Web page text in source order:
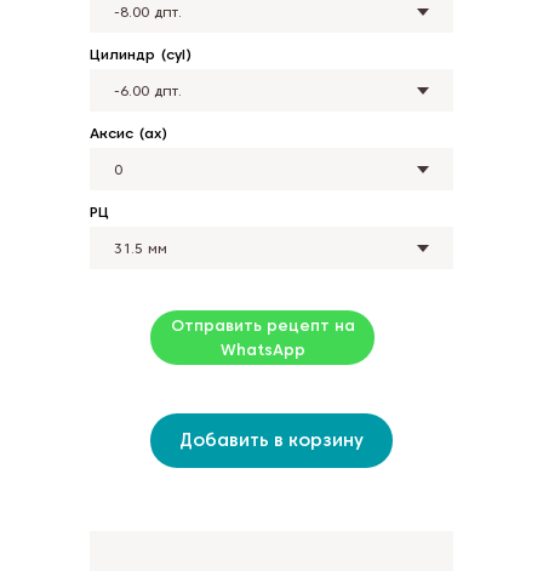
Цилиндр (cyl)
Аксис (ax)
РЦ
Добавить в корзину
Отправить рецепт на
WhatsApp